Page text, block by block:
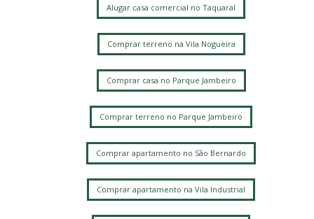
Alugar casa comercial no Taquaral
Comprar terreno na Vila Nogueira
Comprar casa no Parque Jambeiro
Comprar terreno no Parque Jambeiro
Comprar apartamento no São Bernardo
Comprar apartamento na Vila Industrial